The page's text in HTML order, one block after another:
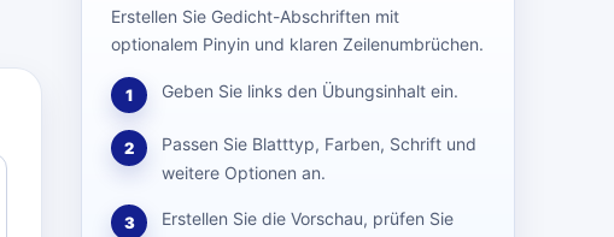
Erstellen Sie Gedicht-Abschriften mit
optionalem Pinyin und klaren Zeilenumbrüchen.
1 Geben Sie links den Übungsinhalt ein.
2
Passen Sie Blatttyp, Farben, Schrift und
weitere Optionen an.
3
Erstellen Sie die Vorschau, prüfen Sie